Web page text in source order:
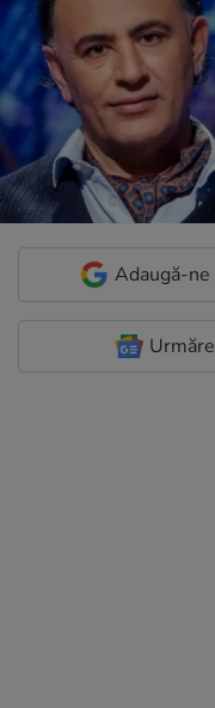
Adaugă-ne